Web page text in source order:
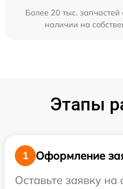
Более 20 тыс. запчастей
наличии на
Этапы
1
Оформление
Оставьте заявку на